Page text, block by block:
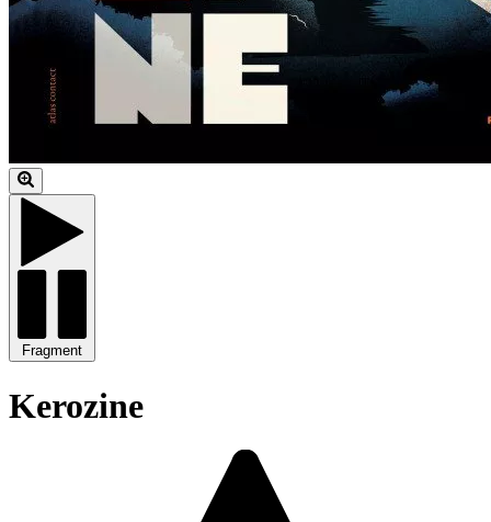
Fragment
Kerozine